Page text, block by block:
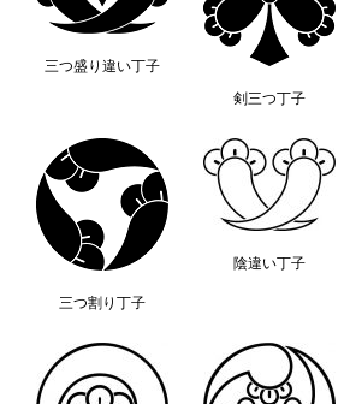
三つ盛り違い丁子
剣三つ丁子
三つ割り丁子
陰違い丁子